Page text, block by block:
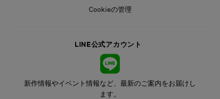
Cookieの管理
LINE公式アカウント
新作情報やイベント情報など、最新のご案内をお届けし
ます。